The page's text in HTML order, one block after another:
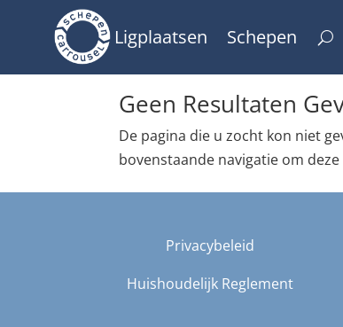
Ligplaatsen Schepen
Geen Resultaten
De pagina die u zocht kon niet
bovenstaande navigatie om
Privacybeleid
Huishoudelijk Reglement